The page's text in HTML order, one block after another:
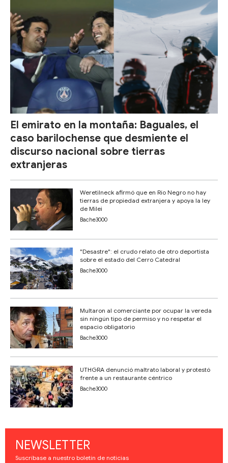
El emirato en la montaña: Baguales, el
caso barilochense que desmiente el
discurso nacional sobre tierras
extranjeras
Weretilneck afirmó que en Río Negro no hay
tierras de propiedad extranjera y apoya la ley
de Milei
Bache3000
"Desastre": el crudo relato de otro deportista
sobre el estado del Cerro Catedral
Bache3000
Multaron al comerciante por ocupar la vereda
sin ningún tipo de permiso y no respetar el
espacio obligatorio
Bache3000
UTHGRA denunció maltrato laboral y protestó
frente a un restaurante céntrico
Bache3000
NEWSLETTER
Suscríbase a nuestro boletín de noticias